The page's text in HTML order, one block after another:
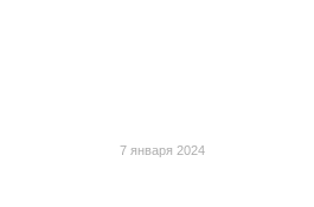
7 января 2024